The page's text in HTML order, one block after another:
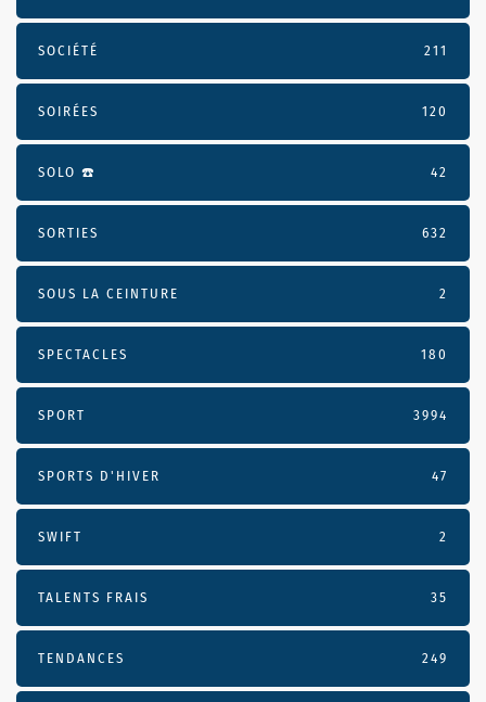
SOCIÉTÉ 211
SOIRÉES 120
SOLO ☎️ 42
SORTIES 632
SOUS LA CEINTURE 2
SPECTACLES 180
SPORT 3994
SPORTS D'HIVER 47
SWIFT 2
TALENTS FRAIS 35
TENDANCES 249